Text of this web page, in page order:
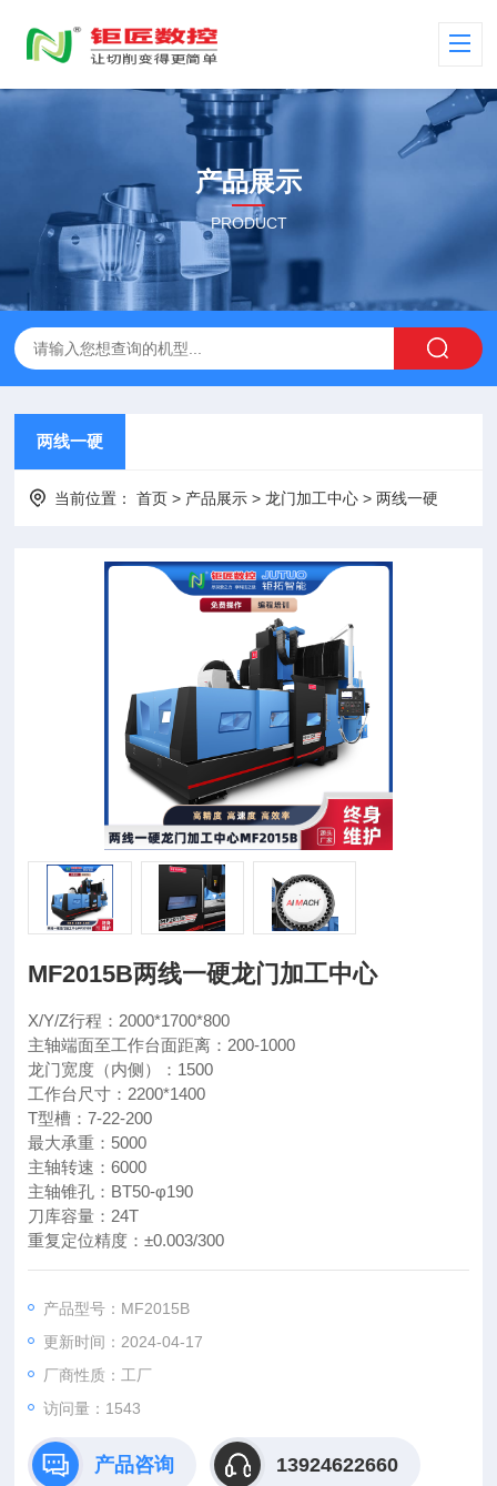
产品展示
PRODUCT
两线一硬
当前位置：首页 > 产品展示 >龙门加工中心 >两线一硬
MF2015B两线一硬龙门加工中心
X/Y/Z行程：2000*1700*800
主轴端面至工作台面距离：200-1000
龙门宽度（内侧）：1500
工作台尺寸：2200*1400
T型槽：7-22-200
最大承重：5000
主轴转速：6000
主轴锥孔：BT50-φ190
刀库容量：24T
重复定位精度：±0.003/300
产品型号：MF2015B
更新时间：2024-04-17
厂商性质：工厂
访问量： 1543
产品咨询 13924622660